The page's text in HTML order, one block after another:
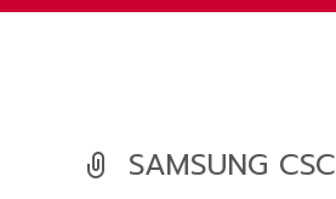
SAMSUNG CSC